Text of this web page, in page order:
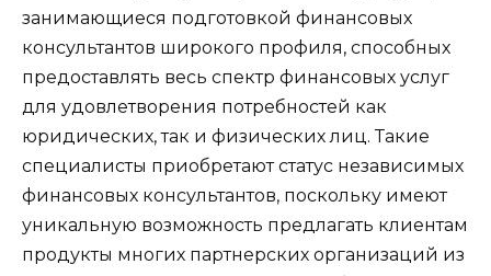
занимающиеся подготовкой финансовых
консультантов широкого профиля, способных
предоставлять весь спектр финансовых услуг
для удовлетворения потребностей как
юридических, так и физических лиц. Такие
специалисты приобретают статус независимых
финансовых консультантов, поскольку имеют
уникальную возможность предлагать клиентам
продукты многих партнерских организаций из